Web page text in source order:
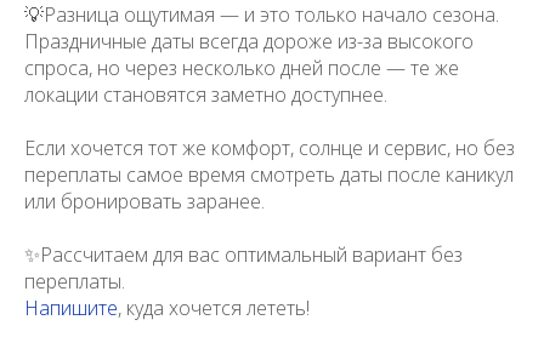
💡Разница ощутимая — и это только начало сезона.
Праздничные даты всегда дороже из-за высокого
спроса, но через несколько дней после — те же
локации становятся заметно доступнее.
Если хочется тот же комфорт, солнце и сервис, но без
переплаты самое время смотреть даты после каникул
или бронировать заранее.
✨Рассчитаем для вас оптимальный вариант без
переплаты.
Напишите, куда хочется лететь!